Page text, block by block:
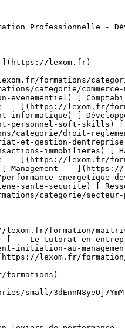
&amp; Externe ](https://lexom.fr/formations/categorie/communication-evenementiel/communication-interne-externe) [    Organisation d’Événements Professionnels ](https://lexom.fr/formations/categorie/communication-evenementiel/organisation-devenements-professionnels) [    Parcours Métier &amp; Découverte ](https://lexom.fr/formations/categorie/communication-evenementiel/parcours-metier-decouverte-12) 

  [ Voir toutes les formations communication &amp; evènementiel    ](https://lexom.fr/formations/categorie/communication-evenementiel) 

  ![Comptabilité, Fiscalité & Gestion](https://lexom.fr/tenancy/assets/categories/small/dVNgmt1tZIUD9woC2rbZbOZoxRUJOR1Gwbjw9vaD.webp) 

 #### Comptabilité, Fiscalité &amp; Gestion 

  Maîtrisez les chiffres, sécurisez vos décisions et pilotez la performance de votre entreprise.

 #####  Domaines de formation 

 [    Comptabilité Générale &amp; Analytique ](https://lexom.fr/formations/categorie/comptabilite-fiscalite-gestion/comptabilite-generale-analytique) [    Contrôle de Gestion &amp; Tableaux de Bord ](https://lexom.fr/formations/categorie/comptabilite-fiscalite-gestion/controle-de-gestion-tableaux-de-bord) [    Fiscalité &amp; Obligations Légales ](https://lexom.fr/formations/categorie/comptabilite-fiscalite-gestion/fiscalite-obligations-legales) [    Gestion Financière &amp; Trésorerie ](https://lexom.fr/formations/categorie/comptabilite-fiscalite-gestion/gestion-financiere-tresorerie) [    Outils de Gestion ](https://lexom.fr/formations/categorie/comptabilite-fiscalite-gestion/outils-de-gestion) [    Parcours Métier &amp; Découverte ](https://lexom.fr/formations/categorie/comptabilite-fiscalite-gestion/parcours-metier-decouverte-2) 

  [ Voir toutes les formations comptabilité, fiscalité &amp; gestion    ](https://lexom.fr/formations/categorie/comptabilite-fiscalite-gestion) 

  ![Design & Création Digitale](https://lexom.fr/tenancy/assets/categories/small/fPTxm2WjoWh7SmGhU1DYvTe3UbKEDe2rjoP3meAQ.webp) 

 #### Design &amp; Création Digitale 

  Alliez créativité et impact pour donner vie à vos projets digitaux.

 #####  Domaines de formation 

 [    DAO - 3D &amp; CAO ](https://lexom.fr/formations/categorie/design-creation-digitale/dao-3d-cao) [    Graphisme &amp; Design ](https://lexom.fr/formations/categorie/design-creation-digitale/graphisme-design) [    PAO ](https://lexom.fr/formations/categorie/design-creation-digitale/pao) [    Vidéo &amp; Motion Design ](https://lexom.fr/formations/categorie/design-creation-digitale/video-motion-design) 

  [ Voir toutes les formations design &amp; création digitale    ](https://lexom.fr/formations/categorie/design-creation-digitale) 

  ![Développement Informatique](https://lexom.fr/tenancy/assets/categories/small/OcGQIL0de4biUAG0T5MDyjqX9dNcM1J0zHqhyv1c.webp) 

 #### Développement Informatique 

  Devenez acteur du numérique : développez vos compétences en programmation et créez les solutions de demain.

 #####  Domaines de formation 

 [    Applications &amp; Logiciels ](https://lexom.fr/formations/categorie/developpement-informatique/applications-logiciels) [    Bases de Données &amp